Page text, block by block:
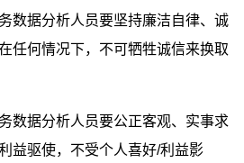
数据分析人员要坚持廉洁自律、诚
任何情况下，不可牺牲诚信来换取
数据分析人员要公正客观、实事求
益驱使，不受个人喜好/利益影